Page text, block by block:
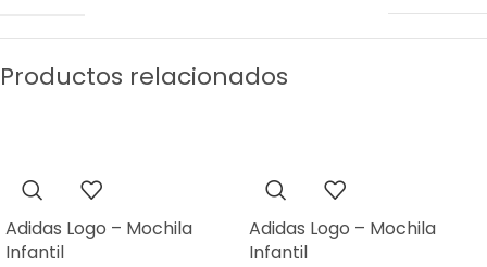
Productos relacionados
Adidas Logo – Mochila
Infantil
Adidas Logo – Mochila
Infantil